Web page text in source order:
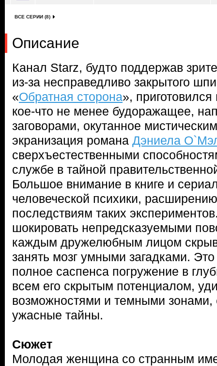
ВСЕ СЕРИИ (8)
Описание
Канал Starz, будто поддержав
из-за несправедливо закрытого
«Обратная сторона»,
кое-что не менее будоражащее,
заговорами, окутанное
экранизация романа Дэниела
сверхъестественными
службе в тайной
Большое внимание в книге и
человеческой психики,
последствиям таких
шокировать непредсказуемыми
каждым дружелюбным лицом
занять мозг умными загадками.
полное саспенса погружение в
всем его скрытым потенциалом,
возможностями и темными
ужасные тайны.
Сюжет
Молодая женщина со странным